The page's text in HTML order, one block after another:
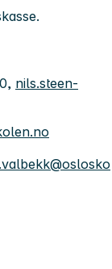
nils.steen-